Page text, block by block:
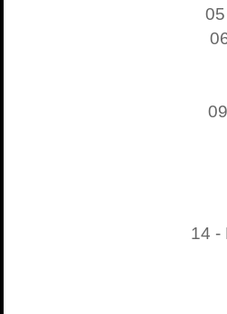
14 -